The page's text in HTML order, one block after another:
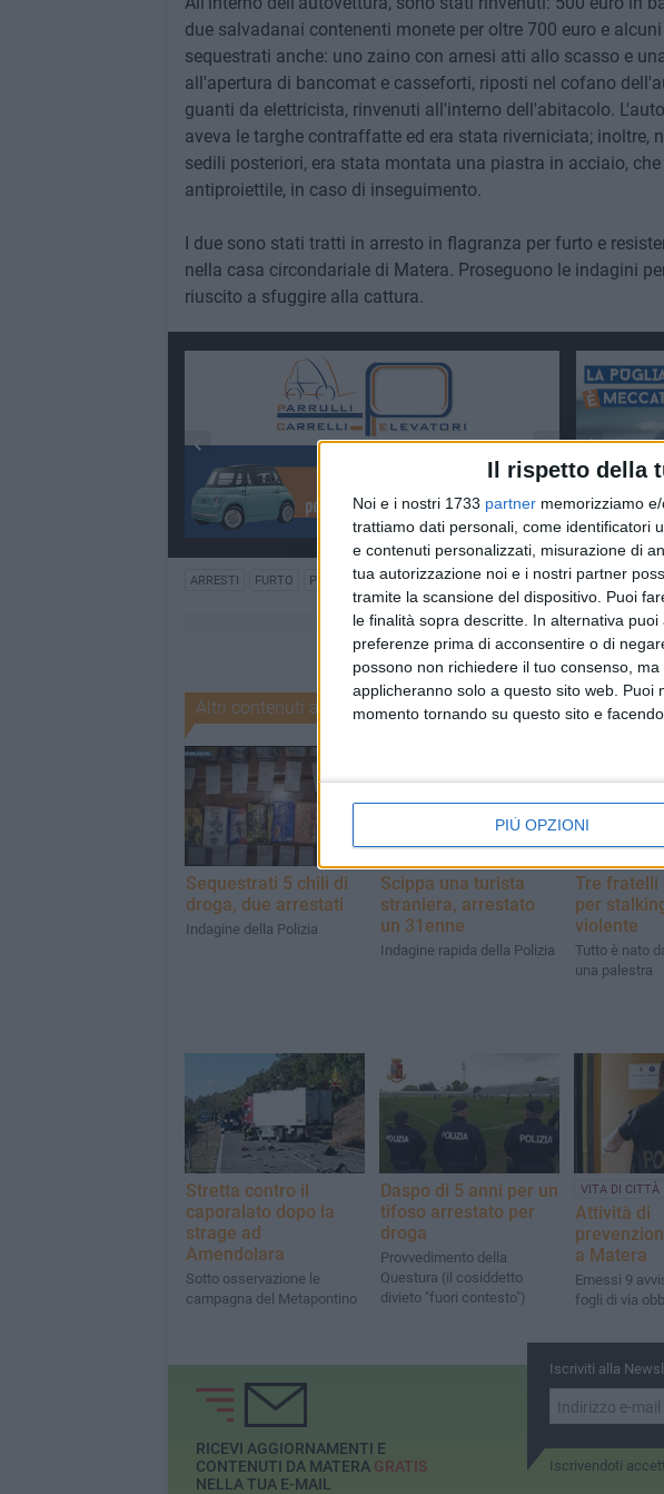
Il rispetto della
Noi e i nostri 1733 partner memorizziamo
trattiamo dati personali, come identificatori
e contenuti personalizzati, misurazione di
tua autorizzazione noi e i nostri partner
tramite la scansione del dispositivo. Puoi
le finalità sopra descritte. In alternativa
preferenze prima di acconsentire o di
possono non richiedere il tuo consenso,
applicheranno solo a questo sito web.
momento tornando su questo sito e
PIÙ OPZIONI
due salvadanai contenenti monete per oltre 700 euro e
sequestrati anche: uno zaino con arnesi atti allo scasso e
all'apertura di bancomat e casseforti, riposti nel cofano
guanti da elettricista, rinvenuti all'interno dell'abitacolo.
aveva le targhe contraffatte ed era stata riverniciata; inoltre,
sedili posteriori, era stata montata una piastra in acciaio,
antiproiettile, in caso di inseguimento.
I due sono stati tratti in arresto in flagranza per furto e
nella casa circondariale di Matera. Proseguono le indagini
riuscito a sfuggire alla cattura.
ARRESTI FURTO POLIZIA DI STATO
Altri contenuti a tema
Sequestrati 5 chili di
droga, due arrestati
Indagine della Polizia
Scippa una turista
straniera, arrestato
un 31enne
Indagine rapida della Polizia
Tre fratelli
per
violente
Tutto è nato
una palestra
Stretta contro il
caporalato dopo la
strage ad
Amendolara
Sotto osservazione le
campagna del Metapontino
Daspo di 5 anni per un
tifoso arrestato per
droga
Provvedimento della
Questura (il cosiddetto
divieto "fuori contesto")
VITA DI CITTÀ
Attività di
a Matera
Emessi 9
fogli di via
Iscriviti alla
Iscrivendoti
RICEVI AGGIORNAMENTI E
CONTENUTI DA MATERA GRATIS
NELLA TUA E-MAIL